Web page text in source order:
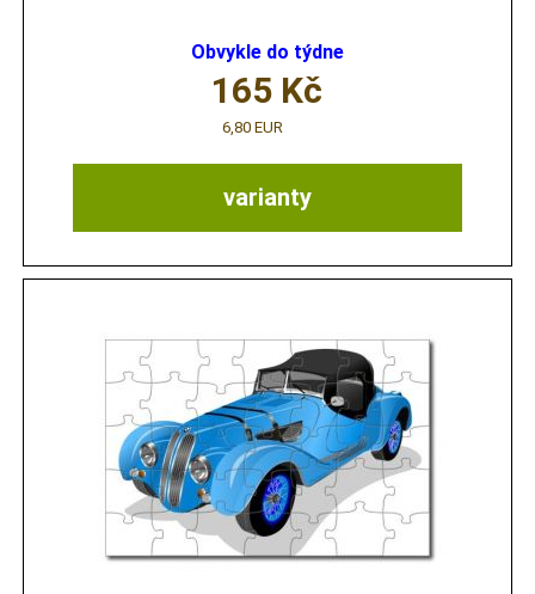
Obvykle do týdne
varianty
165 Kč
6,80 EUR